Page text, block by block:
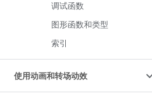
调试函数
图形函数和类型
索引
使用动画和转场动效